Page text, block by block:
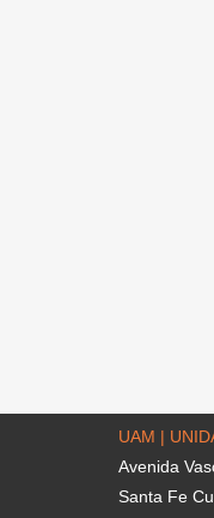
UAM |
Avenida
Santa Fe